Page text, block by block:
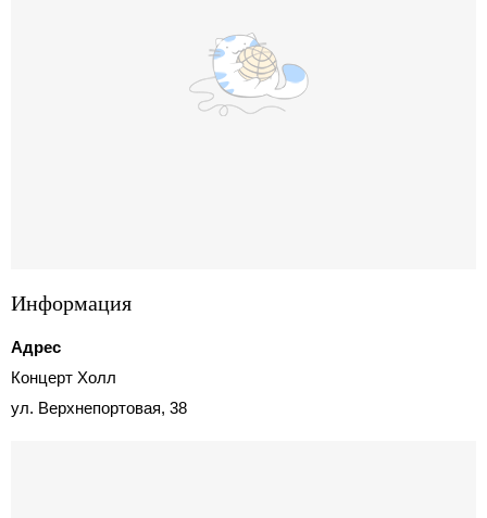
Информация
Адрес
Концерт Холл
ул. Верхнепортовая, 38